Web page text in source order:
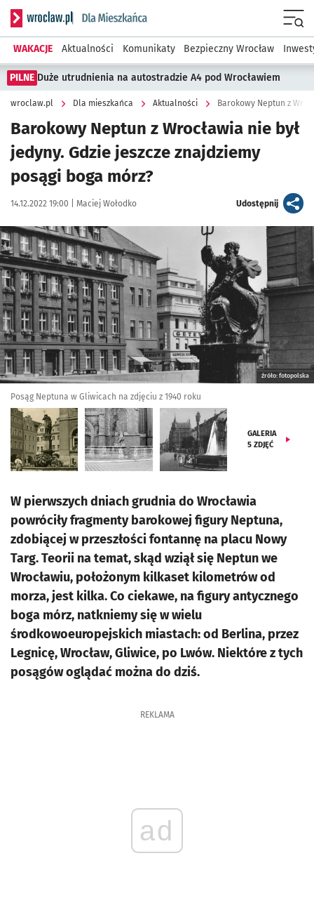
Serwis informacyjny wroclaw.pl podserwis: Dla mieszkańca
WAKACJE Aktualności Komunikaty Bezpieczny Wrocław
PILNE Duże utrudnienia na autostradzie A4 pod Wrocławiem
wroclaw.pl Dla mieszkańca Aktualności
Barokowy Neptun z Wrocławia nie był
jedyny. Gdzie jeszcze znajdziemy
posągi boga mórz?
Data publikacji:
14.12.2022 19:00 | Autor:
Maciej Wołodko Udostępnijartykuł
Kliknij, aby zobaczyć galerię
źróło: fotopolska
Posąg Neptuna w Gliwicach na zdjęciu z 1940 roku
GALERIA
5 ZDJĘĆ
W pierwszych dniach grudnia do Wrocławia
powróciły fragmenty barokowej figury Neptuna,
zdobiącej w przeszłości fontannę na placu Nowy
Targ. Teorii na temat, skąd wziął się Neptun we
Wrocławiu, położonym kilkaset kilometrów od
morza, jest kilka. Co ciekawe, na figury antycznego
boga mórz, natkniemy się w wielu
środkowoeuropejskich miastach: od Berlina, przez
Legnicę, Wrocław, Gliwice, po Lwów. Niektóre z tych
posągów oglądać można do dziś.
REKLAMA
ad